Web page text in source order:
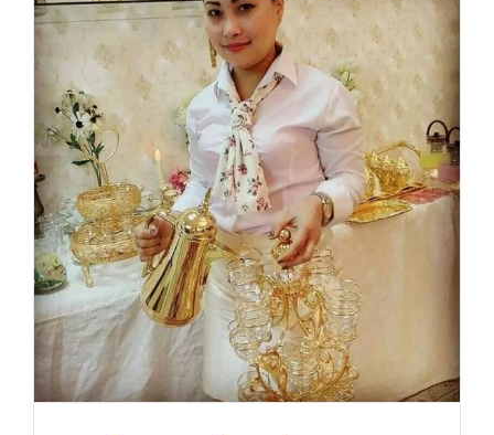
بالكويت|
ضيافة
الكويت
مغلقة